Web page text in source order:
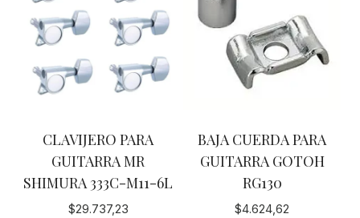
CLAVIJERO PARA
GUITARRA MR
SHIMURA 333C-M11-6L
$29.737,23
BAJA CUERDA PARA
GUITARRA GOTOH
RG130
$4.624,62